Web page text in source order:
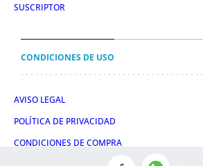
SUSCRIPTOR
CONDICIONES DE USO
AVISO LEGAL
POLÍTICA DE PRIVACIDAD
CONDICIONES DE COMPRA